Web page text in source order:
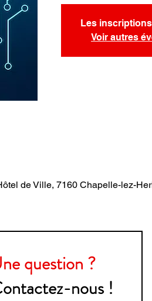
Les
Voir autres
de Ville, 7160 Chapelle-lez-
question ?
nous !